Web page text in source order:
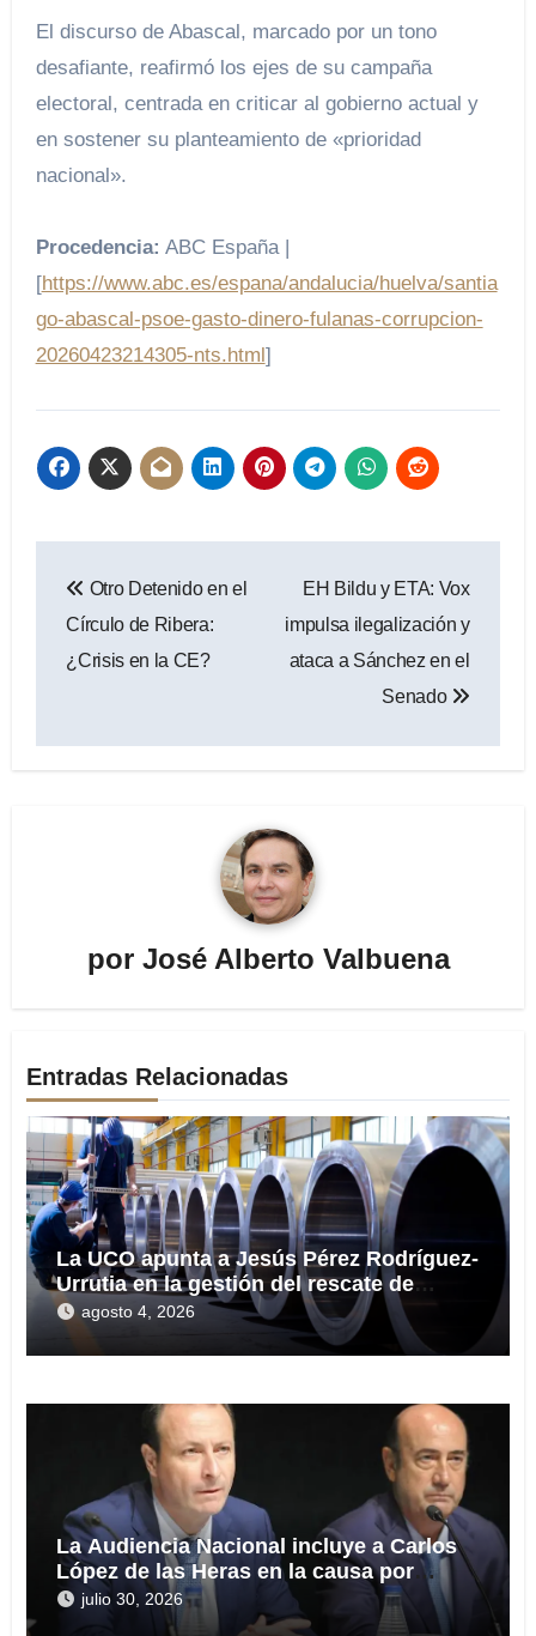
El discurso de Abascal, marcado por un tono
desafiante, reafirmó los ejes de su campaña
electoral, centrada en criticar al gobierno actual y
en sostener su planteamiento de «prioridad
nacional».
Procedencia: ABC España |
[https://www.abc.es/espana/andalucia/huelva/santia
go-abascal-psoe-gasto-dinero-fulanas-corrupcion-
20260423214305-nts.html]
de
entradas
Otro Detenido en el
Círculo de Ribera:
¿Crisis en la CE?
EH Bildu y ETA: Vox
impulsa ilegalización y
ataca a Sánchez en el
Senado
por José Alberto Valbuena
Entradas Relacionadas
La UCO apunta a Jesús Pérez Rodríguez-
Urrutia en la gestión del rescate de
Tubos Reunidos
agosto 4, 2026
La Audiencia Nacional incluye a Carlos
López de las Heras en la causa por
presuntas irregularidades en el rescate
de 112,8 millones a Tubos Reunidos
julio 30, 2026